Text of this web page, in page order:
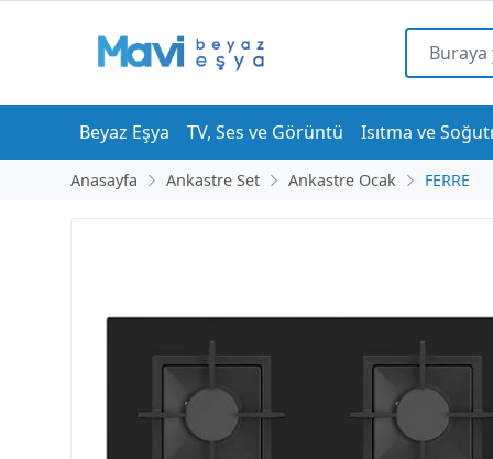
Beyaz Eşya TV, Ses ve Görüntü Isıtma ve
Anasayfa Ankastre Set Ankastre Ocak FERRE